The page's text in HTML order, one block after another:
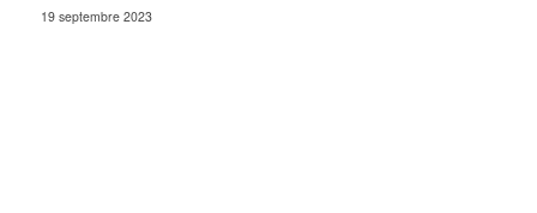
19 septembre 2023